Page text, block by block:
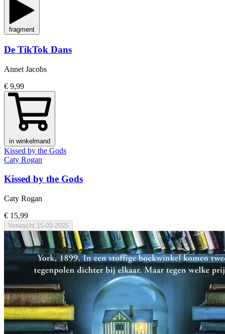
fragment
De TikTok Dans
Annet Jacobs
€ 9,99
in winkelmand
Kissed by the Gods
Caty Rogan
Kissed by the Gods
Caty Rogan
€ 15,99
Verwacht 15-09-2026